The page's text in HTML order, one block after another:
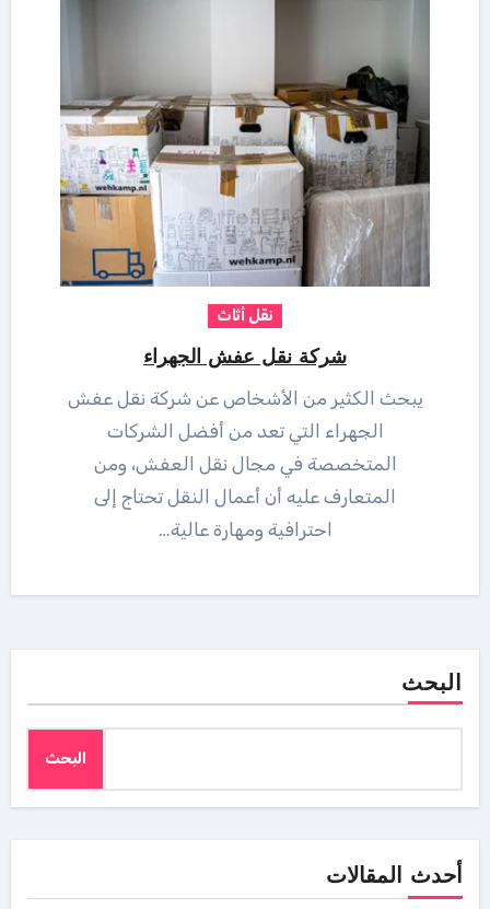
نقل أثاث
شركة نقل عفش الجهراء
يبحث الكثير من الأشخاص عن شركة نقل عفش
الجهراء التي تعد من أفضل الشركات
المتخصصة في مجال نقل العفش، ومن
المتعارف عليه أن أعمال النقل تحتاج إلى
احترافية ومهارة عالية…
البحث
البحث
أحدث المقالات